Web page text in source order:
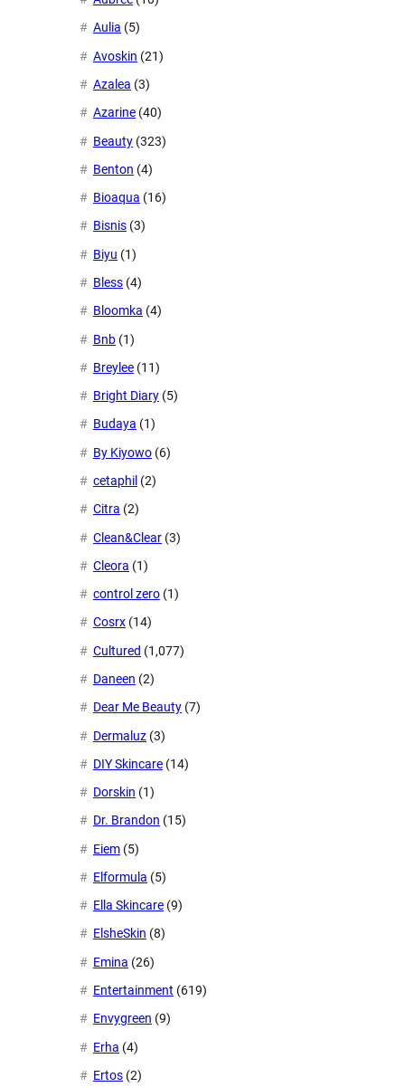
Aulia (5)
Avoskin (21)
Azalea (3)
Azarine (40)
Beauty (323)
Benton (4)
Bioaqua (16)
Bisnis (3)
Biyu (1)
Bless (4)
Bloomka (4)
Bnb (1)
Breylee (11)
Bright Diary (5)
Budaya (1)
By Kiyowo (6)
cetaphil (2)
Citra (2)
Clean&Clear (3)
Cleora (1)
control zero (1)
Cosrx (14)
Cultured (1,077)
Daneen (2)
Dear Me Beauty (7)
Dermaluz (3)
DIY Skincare (14)
Dorskin (1)
Dr. Brandon (15)
Eiem (5)
Elformula (5)
Ella Skincare (9)
ElsheSkin (8)
Emina (26)
Entertainment (619)
Envygreen (9)
Erha (4)
Ertos (2)